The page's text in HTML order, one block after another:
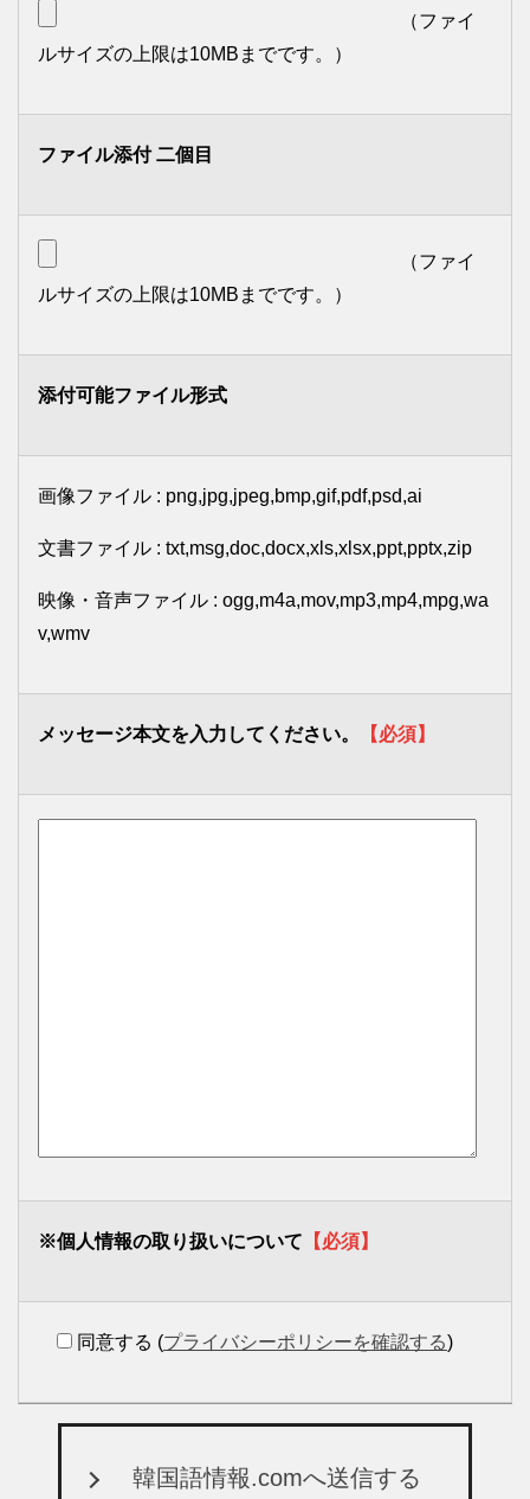
（ファイ
ルサイズの上限は10MBまでです。）
ファイル添付 二個目
（ファイ
ルサイズの上限は10MBまでです。）
添付可能ファイル形式
画像ファイル : png,jpg,jpeg,bmp,gif,pdf,psd,ai
文書ファイル : txt,msg,doc,docx,xls,xlsx,ppt,pptx,zip
映像・音声ファイル : ogg,m4a,mov,mp3,mp4,mpg,wa
v,wmv
メッセージ本文を入力してください。 【必須】
※個人情報の取り扱いについて 【必須】
同意する (プライバシーポリシーを確認する)
韓国語情報.comへ送信する